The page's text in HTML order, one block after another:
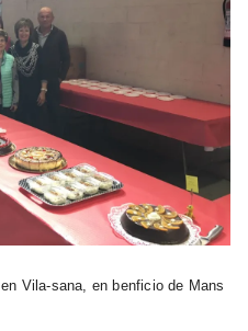
Vila-sana, en benficio de Mans